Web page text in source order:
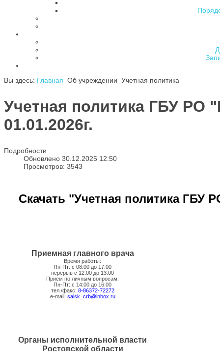
Вы здесь: Главная Об учреждении Учетная политика
Учетная политика ГБУ РО
01.01.2026г.
Подробности
Обновлено 30.12.2025 12:50
Просмотров: 3543
Скачать "Учетная политика ГБУ
Приемная главного врача
Время работы:
Пн-Пт: с 08:00 до 17:00
перерыв с 12:00 до 13:00
Прием по личным вопросам:
Пн-Пт: с 14:00 до 16:00
тел./факс: 8-86372-72272
e-mail: salsk_crb@inbox.ru
Органы исполнительной власти
Ростовской области